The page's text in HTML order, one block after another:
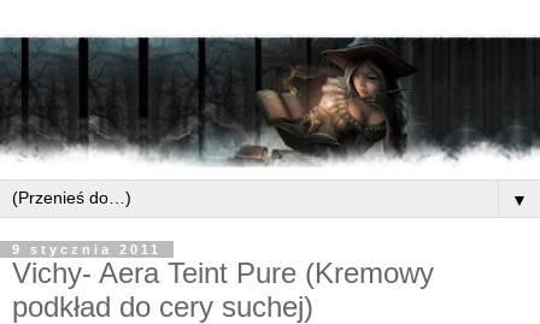
▼
9 stycznia 2011
Vichy- Aera Teint Pure (Kremowy
podkład do cery suchej)